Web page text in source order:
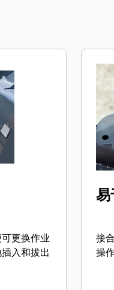
更换作业
入和拔出
接
操